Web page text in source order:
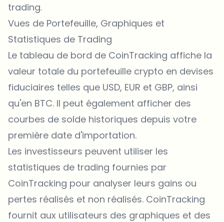
trading.
Vues de Portefeuille, Graphiques et
Statistiques de Trading
Le tableau de bord de CoinTracking affiche la
valeur totale du portefeuille crypto en devises
fiduciaires telles que USD, EUR et GBP, ainsi
qu'en BTC. Il peut également afficher des
courbes de solde historiques depuis votre
première date d'importation.
Les investisseurs peuvent utiliser les
statistiques de trading fournies par
CoinTracking pour analyser leurs gains ou
pertes réalisés et non réalisés. CoinTracking
fournit aux utilisateurs des graphiques et des